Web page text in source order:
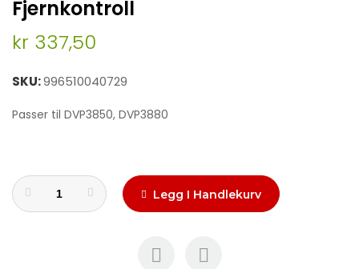
to
the
beginning
of
images
Fjernkontroll
kr 337,50
SKU 996510040729
Passer til DVP3850, DVP3880
Legg I Handlekurv